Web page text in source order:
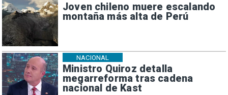
Joven chileno muere escalando
montaña más alta de Perú
Ministro Quiroz detalla
megarreforma tras cadena
nacional de Kast
NACIONAL